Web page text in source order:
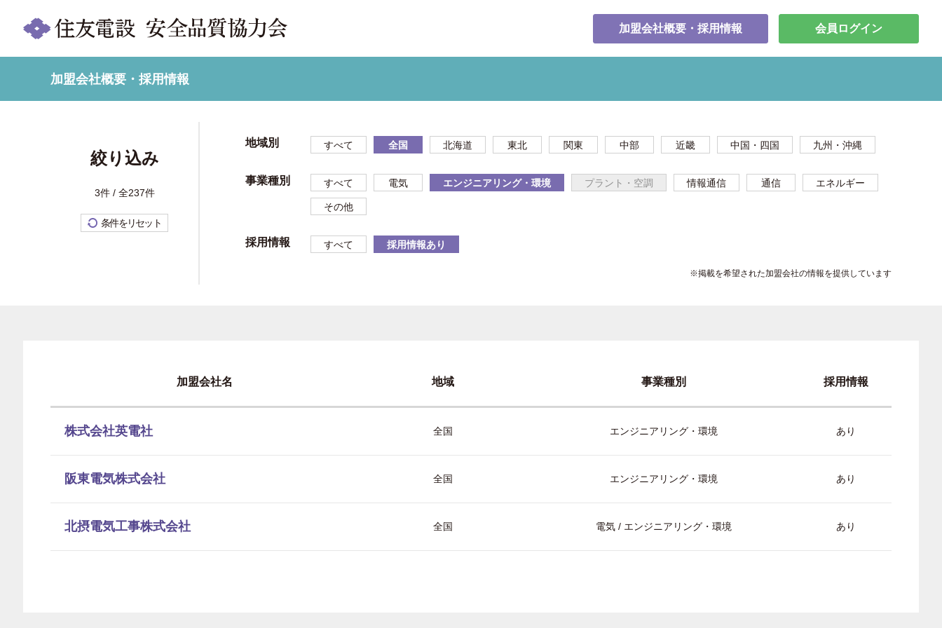
加盟会社概要・採用情報 会員ログイン
加盟会社概要・採用情報
絞り込み
3件 / 全237件
条件をリセット
地域別 すべて 全国 北海道 東北 関東 中部 近畿 中国・四国 九州・沖縄
事業種別 すべて 電気 エンジニアリング・環境 プラント・空調 情報通信 通信 エネルギー
その他
採用情報 すべて 採用情報あり
※掲載を希望された加盟会社の情報を提供しています
加盟会社名 地域 事業種別 採用情報
株式会社英電社 全国 エンジニアリング・環境 あり
阪東電気株式会社 全国 エンジニアリング・環境 あり
北摂電気工事株式会社 全国 電気 / エンジニアリング・環境 あり